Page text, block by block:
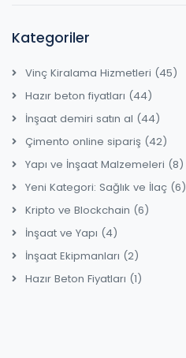
Kategoriler
Vinç Kiralama Hizmetleri (45)
Hazır beton fiyatları (44)
İnşaat demiri satın al (44)
Çimento online sipariş (42)
Yapı ve İnşaat Malzemeleri (8)
Yeni Kategori: Sağlık ve İlaç (6)
Kripto ve Blockchain (6)
İnşaat ve Yapı (4)
İnşaat Ekipmanları (2)
Hazır Beton Fiyatları (1)